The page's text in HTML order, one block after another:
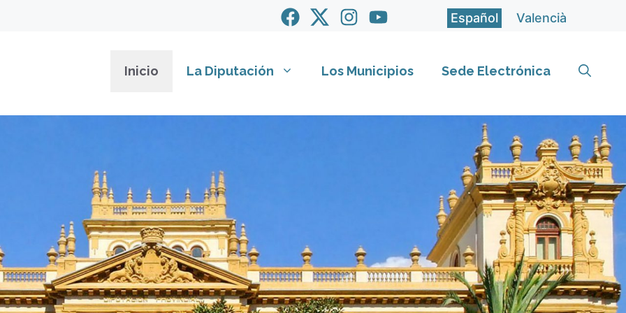
Español Valencià
Inicio La Diputación Los Municipios Sede Electrónica